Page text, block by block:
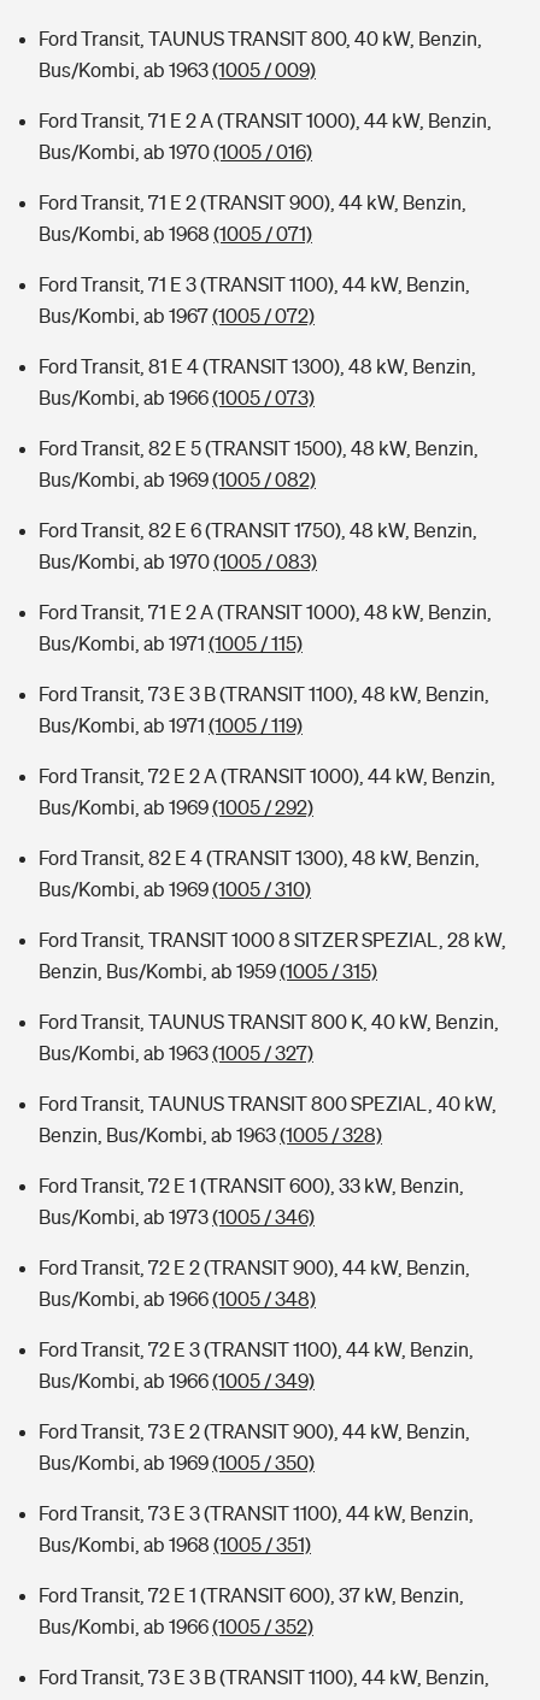
Ford Transit, TAUNUS TRANSIT 800, 40 kW, Benzin,
Bus/Kombi, ab 1963(1005 / 009)
Ford Transit, 71 E 2 A (TRANSIT 1000), 44 kW, Benzin,
Bus/Kombi, ab 1970(1005 / 016)
Ford Transit, 71 E 2 (TRANSIT 900), 44 kW, Benzin,
Bus/Kombi, ab 1968 (1005 / 071)
Ford Transit, 71 E 3 (TRANSIT 1100), 44 kW, Benzin,
Bus/Kombi, ab 1967(1005 / 072)
Ford Transit, 81 E 4 (TRANSIT 1300), 48 kW, Benzin,
Bus/Kombi, ab 1966(1005 / 073)
Ford Transit, 82 E 5 (TRANSIT 1500), 48 kW, Benzin,
Bus/Kombi, ab 1969(1005 / 082)
Ford Transit, 82 E 6 (TRANSIT 1750), 48 kW, Benzin,
Bus/Kombi, ab 1970(1005 / 083)
Ford Transit, 71 E 2 A (TRANSIT 1000), 48 kW, Benzin,
Bus/Kombi, ab 1971 (1005 / 115)
Ford Transit, 73 E 3 B (TRANSIT 1100), 48 kW, Benzin,
Bus/Kombi, ab 1971 (1005 / 119)
Ford Transit, 72 E 2 A (TRANSIT 1000), 44 kW, Benzin,
Bus/Kombi, ab 1969(1005 / 292)
Ford Transit, 82 E 4 (TRANSIT 1300), 48 kW, Benzin,
Bus/Kombi, ab 1969(1005 / 310)
Ford Transit, TRANSIT 1000 8 SITZER SPEZIAL, 28 kW,
Benzin, Bus/Kombi, ab 1959(1005 / 315)
Ford Transit, TAUNUS TRANSIT 800 K, 40 kW, Benzin,
Bus/Kombi, ab 1963(1005 / 327)
Ford Transit, TAUNUS TRANSIT 800 SPEZIAL, 40 kW,
Benzin, Bus/Kombi, ab 1963(1005 / 328)
Ford Transit, 72 E 1 (TRANSIT 600), 33 kW, Benzin,
Bus/Kombi, ab 1973(1005 / 346)
Ford Transit, 72 E 2 (TRANSIT 900), 44 kW, Benzin,
Bus/Kombi, ab 1966(1005 / 348)
Ford Transit, 72 E 3 (TRANSIT 1100), 44 kW, Benzin,
Bus/Kombi, ab 1966(1005 / 349)
Ford Transit, 73 E 2 (TRANSIT 900), 44 kW, Benzin,
Bus/Kombi, ab 1969(1005 / 350)
Ford Transit, 73 E 3 (TRANSIT 1100), 44 kW, Benzin,
Bus/Kombi, ab 1968 (1005 / 351)
Ford Transit, 72 E 1 (TRANSIT 600), 37 kW, Benzin,
Bus/Kombi, ab 1966(1005 / 352)
Ford Transit, 73 E 3 B (TRANSIT 1100), 44 kW, Benzin,